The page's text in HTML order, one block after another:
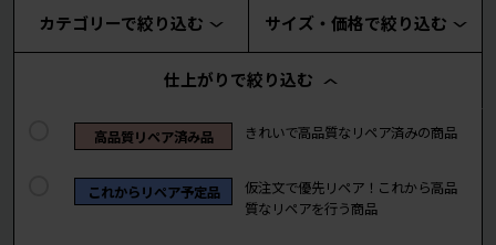
カテゴリーで絞り込む サイズ・価格で絞り込む
仕上がりで絞り込む
高品質リペア済み品 きれいで高品質なリペア済みの商品
これからリペア予定品
仮注文で優先リペア！これから高品
質なリペアを行う商品